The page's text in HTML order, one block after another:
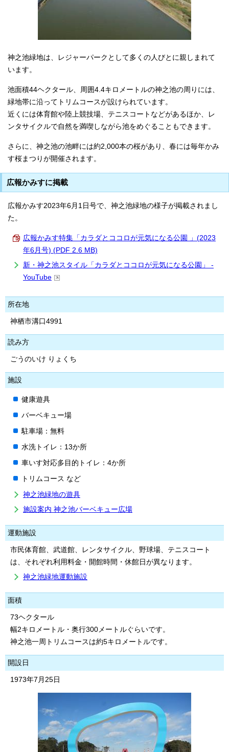
神之池緑地は、レジャーパークとして多くの人びとに親しまれて
います。
池面積44ヘクタール、周囲4.4キロメートルの神之池の周りには、
緑地帯に沿ってトリムコースが設けられています。
近くには体育館や陸上競技場、テニスコートなどがあるほか、レ
ンタサイクルで自然を満喫しながら池をめぐることもできます。
さらに、神之池の池畔には約2,000本の桜があり、春には毎年かみ
す桜まつりが開催されます。
広報かみすに掲載
広報かみす2023年6月1日号で、神之池緑地の様子が掲載されまし
た。
広報かみす特集「カラダとココロが元気になる公園 」(2023
年6月号) (PDF 2.6 MB)
新・神之池スタイル「カラダとココロが元気になる公園」 -
YouTube
所在地
神栖市溝口4991
読み方
ごうのいけ りょくち
施設
健康遊具
バーベキュー場
駐車場：無料
水洗トイレ：13か所
車いす対応多目的トイレ：4か所
トリムコース など
神之池緑地の遊具
施設案内 神之池バーベキュー広場
運動施設
市民体育館、武道館、レンタサイクル、野球場、テニスコート
は、それぞれ利用料金・開館時間・休館日が異なります。
神之池緑地運動施設
面積
73ヘクタール
幅2キロメートル・奥行300メートルぐらいです。
神之池一周トリムコースは約5キロメートルです。
開設日
1973年7月25日